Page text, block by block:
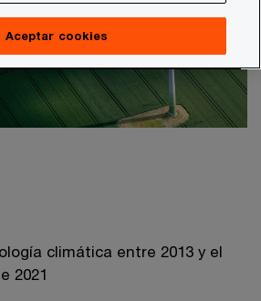
climática entre 2013 y el
2021
Aceptar cookies